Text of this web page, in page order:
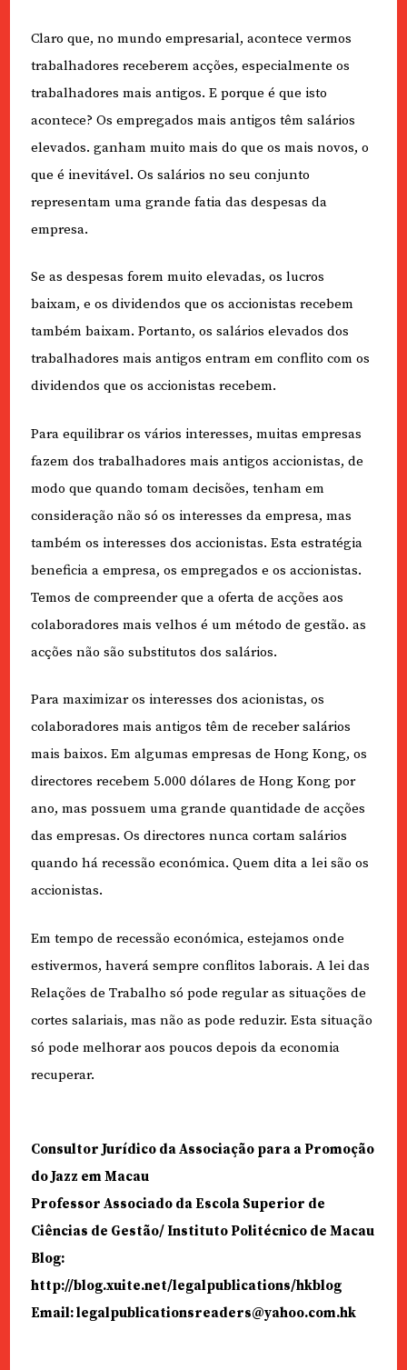
Claro que, no mundo empresarial, acontece vermos
trabalhadores receberem acções, especialmente os
trabalhadores mais antigos. E porque é que isto
acontece? Os empregados mais antigos têm salários
elevados. ganham muito mais do que os mais novos, o
que é inevitável. Os salários no seu conjunto
representam uma grande fatia das despesas da
empresa.
Se as despesas forem muito elevadas, os lucros
baixam, e os dividendos que os accionistas recebem
também baixam. Portanto, os salários elevados dos
trabalhadores mais antigos entram em conflito com os
dividendos que os accionistas recebem.
Para equilibrar os vários interesses, muitas empresas
fazem dos trabalhadores mais antigos accionistas, de
modo que quando tomam decisões, tenham em
consideração não só os interesses da empresa, mas
também os interesses dos accionistas. Esta estratégia
beneficia a empresa, os empregados e os accionistas.
Temos de compreender que a oferta de acções aos
colaboradores mais velhos é um método de gestão. as
acções não são substitutos dos salários.
Para maximizar os interesses dos acionistas, os
colaboradores mais antigos têm de receber salários
mais baixos. Em algumas empresas de Hong Kong, os
directores recebem 5.000 dólares de Hong Kong por
ano, mas possuem uma grande quantidade de acções
das empresas. Os directores nunca cortam salários
quando há recessão económica. Quem dita a lei são os
accionistas.
Em tempo de recessão económica, estejamos onde
estivermos, haverá sempre conflitos laborais. A lei das
Relações de Trabalho só pode regular as situações de
cortes salariais, mas não as pode reduzir. Esta situação
só pode melhorar aos poucos depois da economia
recuperar.
Consultor Jurídico da Associação para a Promoção
do Jazz em Macau
Professor Associado da Escola Superior de
Ciências de Gestão/ Instituto Politécnico de Macau
Blog:
http://blog.xuite.net/legalpublications/hkblog
Email: legalpublicationsreaders@yahoo.com.hk